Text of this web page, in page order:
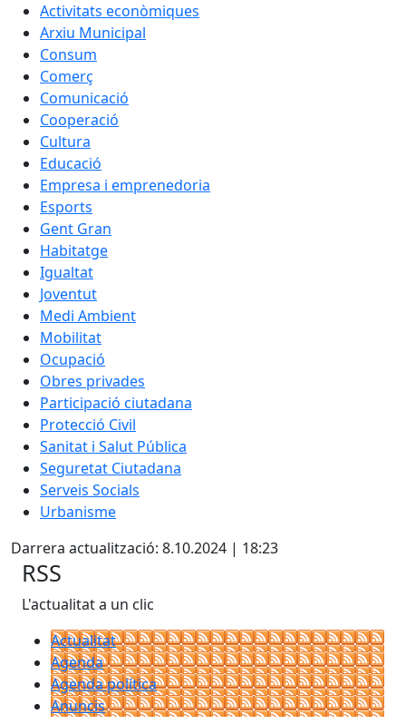
Activitats econòmiques
Arxiu Municipal
Consum
Comerç
Comunicació
Cooperació
Cultura
Educació
Empresa i emprenedoria
Esports
Gent Gran
Habitatge
Igualtat
Joventut
Medi Ambient
Mobilitat
Ocupació
Obres privades
Participació ciutadana
Protecció Civil
Sanitat i Salut Pública
Seguretat Ciutadana
Serveis Socials
Urbanisme
Darrera actualització: 8.10.2024 | 18:23
RSS
L'actualitat a un clic
Actualitat
Agenda
Agenda política
Anuncis